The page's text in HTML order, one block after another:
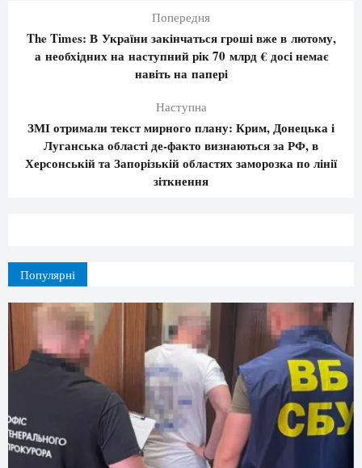
Попередня
The Times: В України закінчаться гроші вже в лютому,
а необхідних на наступний рік 70 млрд € досі немає
навіть на папері
Наступна
ЗМІ отримали текст мирного плану: Крим, Донецька і
Луганська області де-факто визнаються за РФ, в
Херсонській та Запорізькій областях заморозка по лінії
зіткнення
Популярні